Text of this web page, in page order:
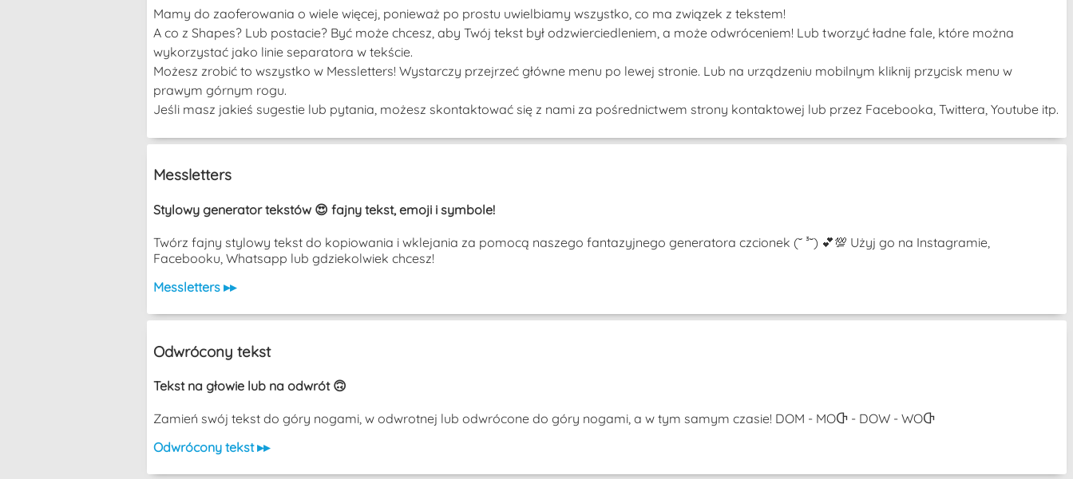
Mamy do zaoferowania o wiele więcej, ponieważ po prostu uwielbiamy wszystko, co ma związek z tekstem!
A co z Shapes? Lub postacie? Być może chcesz, aby Twój tekst był odzwierciedleniem, a może odwróceniem! Lub tworzyć ładne fale, które można
wykorzystać jako linie separatora w tekście.
Możesz zrobić to wszystko w Messletters! Wystarczy przejrzeć główne menu po lewej stronie. Lub na urządzeniu mobilnym kliknij przycisk menu w
prawym górnym rogu.
Jeśli masz jakieś sugestie lub pytania, możesz skontaktować się z nami za pośrednictwem strony kontaktowej lub przez Facebooka, Twittera, Youtube itp.
Messletters
Stylowy generator tekstów 😍 fajny tekst, emoji i symbole!
Twórz fajny stylowy tekst do kopiowania i wklejania za pomocą naszego fantazyjnego generatora czcionek (˘ ³˘) 💕💯 Użyj go na Instagramie,
Facebooku, Whatsapp lub gdziekolwiek chcesz!
Messletters ▸▸
Odwrócony tekst
Tekst na głowie lub na odwrót 🙃
Zamień swój tekst do góry nogami, w odwrotnej lub odwrócone do góry nogami, a w tym samym czasie! DOM - MOႧ - DOW - WOႧ
Odwrócony tekst ▸▸